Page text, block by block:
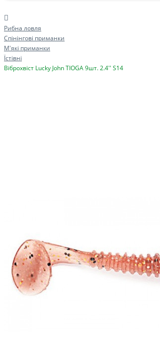
ЧОВНИ ТА МОТОРИ
Рибна ловля
Спінінгові приманки
М'які приманки
Їстівні
Віброхвіст Lucky John TIOGA 9шт. 2.4'' S14